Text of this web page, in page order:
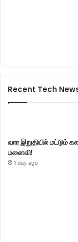
Recent Tech
வார இறுதியில் மட்டும்
மனைவி!
1 day ago